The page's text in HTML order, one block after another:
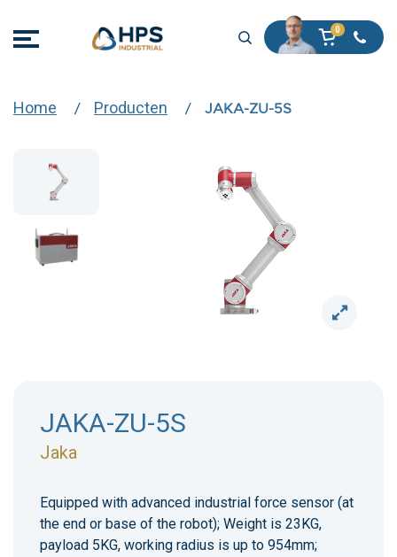
Home Producten JAKA-ZU-5S
JAKA-ZU-5S
Jaka
Equipped with advanced industrial force sensor (at
the end or base of the robot); Weight is 23KG,
payload 5KG, working radius is up to 954mm;